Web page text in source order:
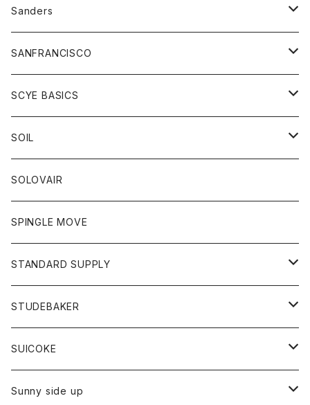
ニット
ベスト
ボトム
ワンピース
ペインターパンツ
帽子
アウター
コート
パーカー
スカート
Tシャツ
トップス
Tシャツ
トレーナー
ボトム
ショートパンツ
スカート
レディース
スカート
Tシャツ
アクセサリー
バック
Sanders
グッズ
靴
SANFRANCISCO
アウター
カーディガン
コート
グッズ
ネクタイ
グローブ
アクセサリー
トップス
カットソー
カーディガン
ボトム
ショートパンツ
パンツ
レディース
カットソー
カーディガン
SCYE BASICS
ボトム
ジーンズ
チノパン
トップス
ポロシャツ
ベスト
靴
SOIL
靴
ワンピース
トップス
カットソー
ボトム
パンツ
オーバーオール
SOLOVAIR
SPINGLE MOVE
STANDARD SUPPLY
財布
バッグ
STUDEBAKER
アクセサリー
ブレスレット
SUICOKE
ブーツ
Sunny side up